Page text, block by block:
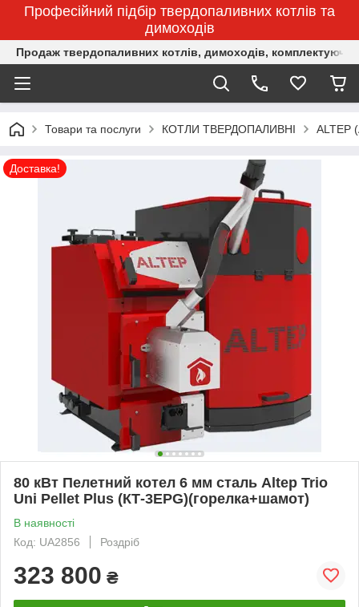
Професійний підбір твердопаливних котлів та
димоходів
Продаж твердопаливних котлів, димоходів,
Товари та послуги КОТЛИ ТВЕРДОПАЛИВНІ ALTEP
Доставка!
80 кВт Пелетний котел 6 мм сталь Altep Trio
Uni Pellet Plus (КТ-3ЕPG)(горелка+шамот)
В наявності
Код: UA2856
Роздріб
323 800 ₴